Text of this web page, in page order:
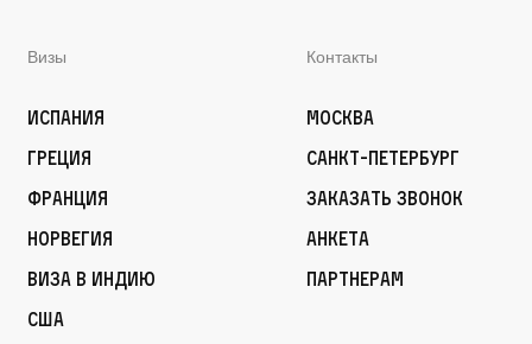
Визы
Испания
Греция
Франция
Норвегия
Виза в Индию
США
Контакты
Москва
Санкт-Петербург
Заказать звонок
Анкета
Партнерам